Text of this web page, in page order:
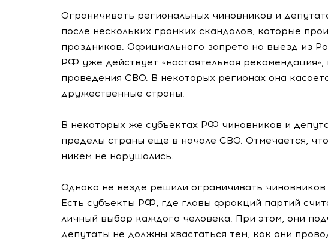
Ограничивать региональных чиновников и
после нескольких громких скандалов, которые
праздников. Официального запрета на выезд из
РФ уже действует «настоятельная
проведения СВО. В некоторых регионах она
дружественные страны.
В некоторых же субъектах РФ чиновников и
пределы страны еще в начале СВО. Отмечается,
никем не нарушались.
Однако не везде решили ограничивать
Есть субъекты РФ, где главы фракций партий
личный выбор каждого человека. При этом, они
депутаты не должны хвастаться тем, как они